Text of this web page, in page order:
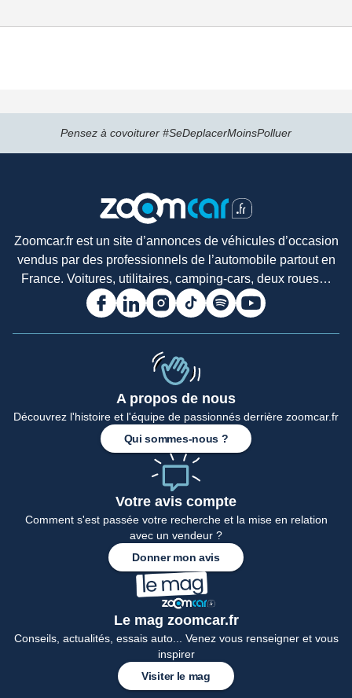
Accueil
Pensez à covoiturer #SeDeplacerMoinsPolluer
Zoomcar.fr est un site d’annonces de véhicules d’occasion
vendus par des professionnels de l’automobile partout en
France. Voitures, utilitaires, camping-cars, deux roues…
A propos de nous
Découvrez l'histoire et l'équipe de passionnés derrière zoomcar.fr
Qui sommes-nous ?
Votre avis compte
Comment s'est passée votre recherche et la mise en relation
avec un vendeur ?
Donner mon avis
Le mag zoomcar.fr
Conseils, actualités, essais auto... Venez vous renseigner et vous
inspirer
Visiter le mag